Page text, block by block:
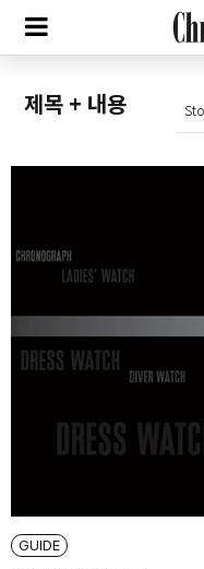
GUIDE